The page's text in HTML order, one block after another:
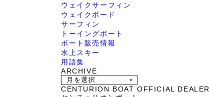
ウェイクサーフィン
ウェイクボード
サーフィン
トーイングボート
ボート販売情報
水上スキー
用語集
ARCHIVE
CENTURION BOAT OFFICIAL DEALER